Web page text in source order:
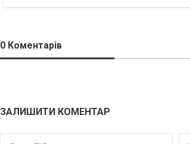
0 Коментарів
ЗАЛИШИТИ КОМЕНТАР